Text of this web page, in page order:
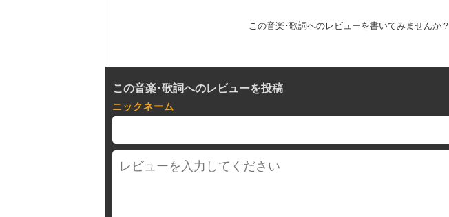
この音楽･歌詞へのレビューを書いてみませんか？
この音楽･歌詞へのレビューを投稿
ニックネーム